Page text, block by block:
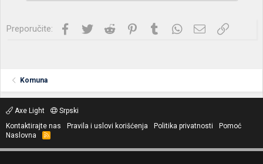
Preporučite: Facebook
Twitter Reddit PinterestTumblrWhatsApp
Imejl Link
Komuna
Axe Light
Srpski
Kontaktirajte nas
Pravila i uslovi korišćenja Politika privatnosti
Pomoć
Naslovna
R
S